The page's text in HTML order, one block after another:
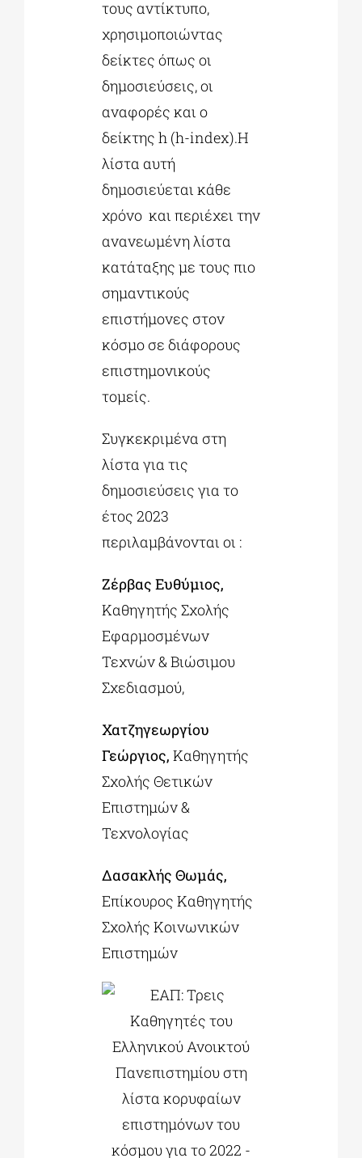
τους αντίκτυπο,
χρησιμοποιώντας
δείκτες όπως οι
δημοσιεύσεις, οι
αναφορές και ο
δείκτης h (h-index).Η
λίστα αυτή
δημοσιεύεται κάθε
χρόνο και περιέχει την
ανανεωμένη λίστα
κατάταξης με τους πιο
σημαντικούς
επιστήμονες στον
κόσμο σε διάφορους
επιστημονικούς
τομείς.
Συγκεκριμένα στη
λίστα για τις
δημοσιεύσεις για το
έτος 2023
περιλαμβάνονται οι :
Ζέρβας Ευθύμιος,
Καθηγητής Σχολής
Εφαρμοσμένων
Τεχνών & Βιώσιμου
Σχεδιασμού,
Χατζηγεωργίου
Γεώργιος, Καθηγητής
Σχολής Θετικών
Επιστημών &
Τεχνολογίας
Δασακλής Θωμάς,
Επίκουρος Καθηγητής
Σχολής Κοινωνικών
Επιστημών